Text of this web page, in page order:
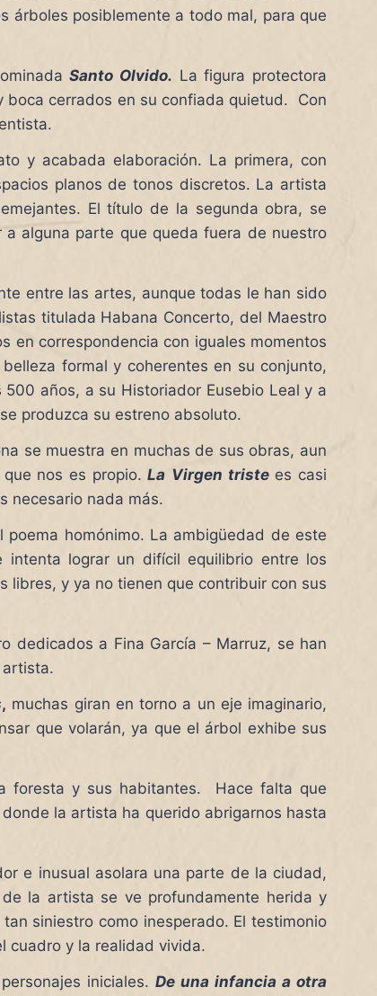
árboles posiblemente a todo mal, para que
Santo Olvido. La figura protectora
boca cerrados en su confiada quietud. Con
y acabada elaboración. La primera, con
planos de tonos discretos. La artista
El título de la segunda obra, se
alguna parte que queda fuera de nuestro
entre las artes, aunque todas le han sido
titulada Habana Concerto, del Maestro
en correspondencia con iguales momentos
formal y coherentes en su conjunto,
años, a su Historiador Eusebio Leal y a
produzca su estreno absoluto.
se muestra en muchas de sus obras, aun
que nos es propio.La Virgen tristees casi
necesario nada más.
poema homónimo. La ambigüedad de este
lograr un difícil equilibrio entre los
libres, y ya no tienen que contribuir con sus
dedicados a Fina García – Marruz, se han
, muchas giran en torno a un eje imaginario,
que volarán, ya que el árbol exhibe sus
foresta y sus habitantes. Hace falta que
la artista ha querido abrigarnos hasta
e inusual asolara una parte de la ciudad,
la artista se ve profundamente herida y
siniestro como inesperado. El testimonio
cuadro y la realidad vivida.
iniciales. De una infancia a otra